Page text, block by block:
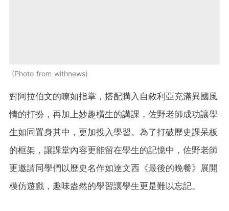
Photo from withnews
對阿拉伯文的瞭如指掌，搭配購入自敘利亞充滿異國風
情的打扮，再加上妙趣橫生的講課，佐野老師成功讓學
生如同置身其中，更加投入學習。為了打破歷史課呆板
的框架，讓課堂內容更能留在學生的記憶中，佐野老師
更邀請同學們以歷史名作如達文西《最後的晚餐》展開
模仿遊戲，趣味盎然的學習讓學生更是難以忘記。